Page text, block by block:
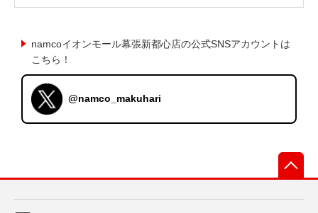
namcoイオンモール幕張新都心店の公式SNSアカウントは
こちら！
@namco_makuhari